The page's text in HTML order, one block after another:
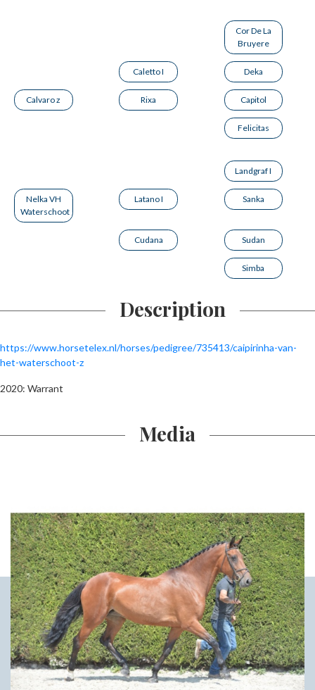
Cor De La
Bruyere
Caletto I Deka
Calvaro z Rixa Capitol
Felicitas
Landgraf I
Nelka VH
Waterschoot
Latano I Sanka
Cudana Sudan
Simba
Description
https://www.horsetelex.nl/horses/pedigree/735413/caipirinha-van-
het-waterschoot-z
2020: Warrant
Media